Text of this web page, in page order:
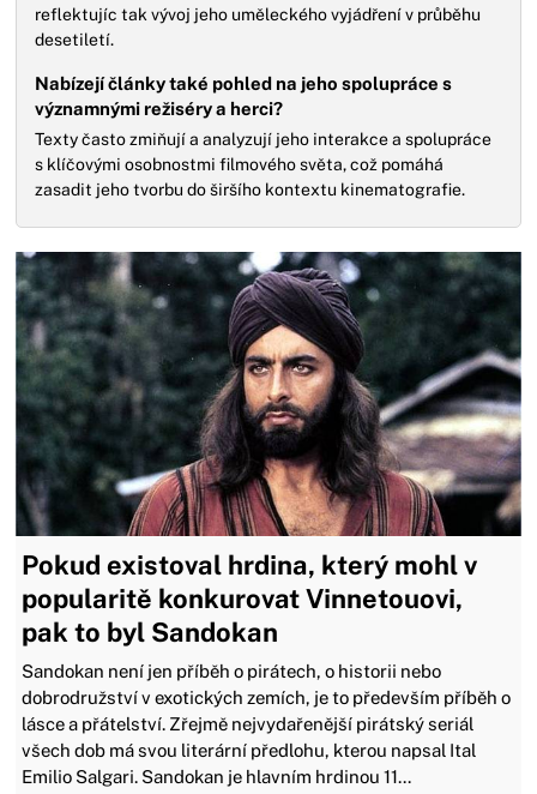
reflektujíc tak vývoj jeho uměleckého vyjádření v průběhu
desetiletí.
Nabízejí články také pohled na jeho spolupráce s
významnými režiséry a herci?
Texty často zmiňují a analyzují jeho interakce a spolupráce
s klíčovými osobnostmi filmového světa, což pomáhá
zasadit jeho tvorbu do širšího kontextu kinematografie.
Pokud existoval hrdina, který mohl v
popularitě konkurovat Vinnetouovi,
pak to byl Sandokan
Sandokan není jen příběh o pirátech, o historii nebo
dobrodružství v exotických zemích, je to především příběh o
lásce a přátelství. Zřejmě nejvydařenější pirátský seriál
všech dob má svou literární předlohu, kterou napsal Ital
Emilio Salgari. Sandokan je hlavním hrdinou 11...